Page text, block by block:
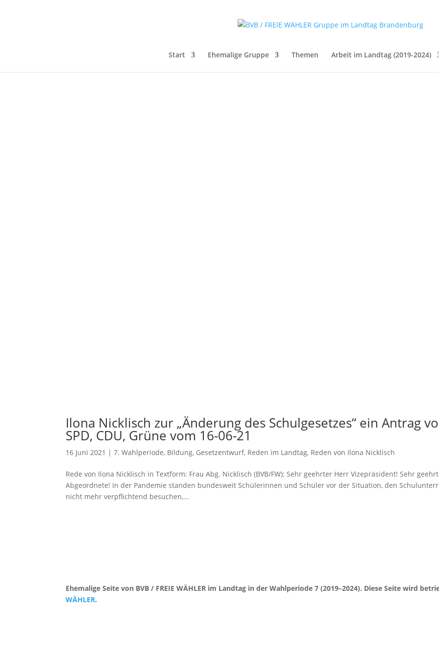
Start Ehemalige Gruppe Themen Arbeit im Landtag (2019-2024)
Ilona Nicklisch zur „Änderung des Schulgesetzes“ ein Antrag
SPD, CDU, Grüne vom 16-06-21
16 Juni 2021 |7. Wahlperiode, Bildung, Gesetzentwurf, Reden im Landtag, Reden von Ilona Nicklisch
Rede von Ilona Nicklisch in Textform: Frau Abg. Nicklisch (BVB/FW): Sehr geehrter Herr Vizepräsident! Sehr
Abgeordnete! In der Pandemie standen bundesweit Schülerinnen und Schüler vor der Situation, den
nicht mehr verpflichtend besuchen,...
Ehemalige Seite von BVB / FREIE WÄHLER im Landtag in der Wahlperiode 7 (2019–2024). Diese Seite wird
WÄHLER.